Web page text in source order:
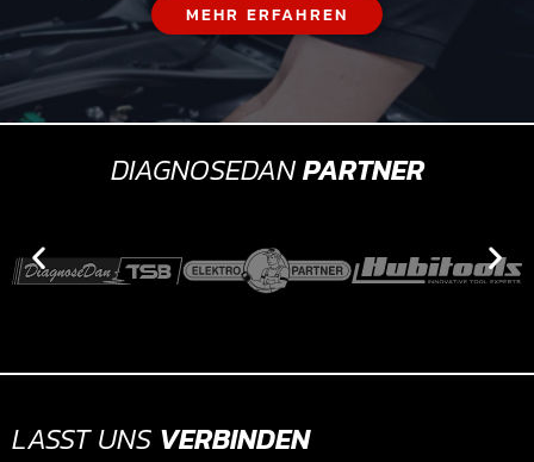
MEHR ERFAHREN
DIAGNOSEDANPARTNER
LASST UNS VERBINDEN